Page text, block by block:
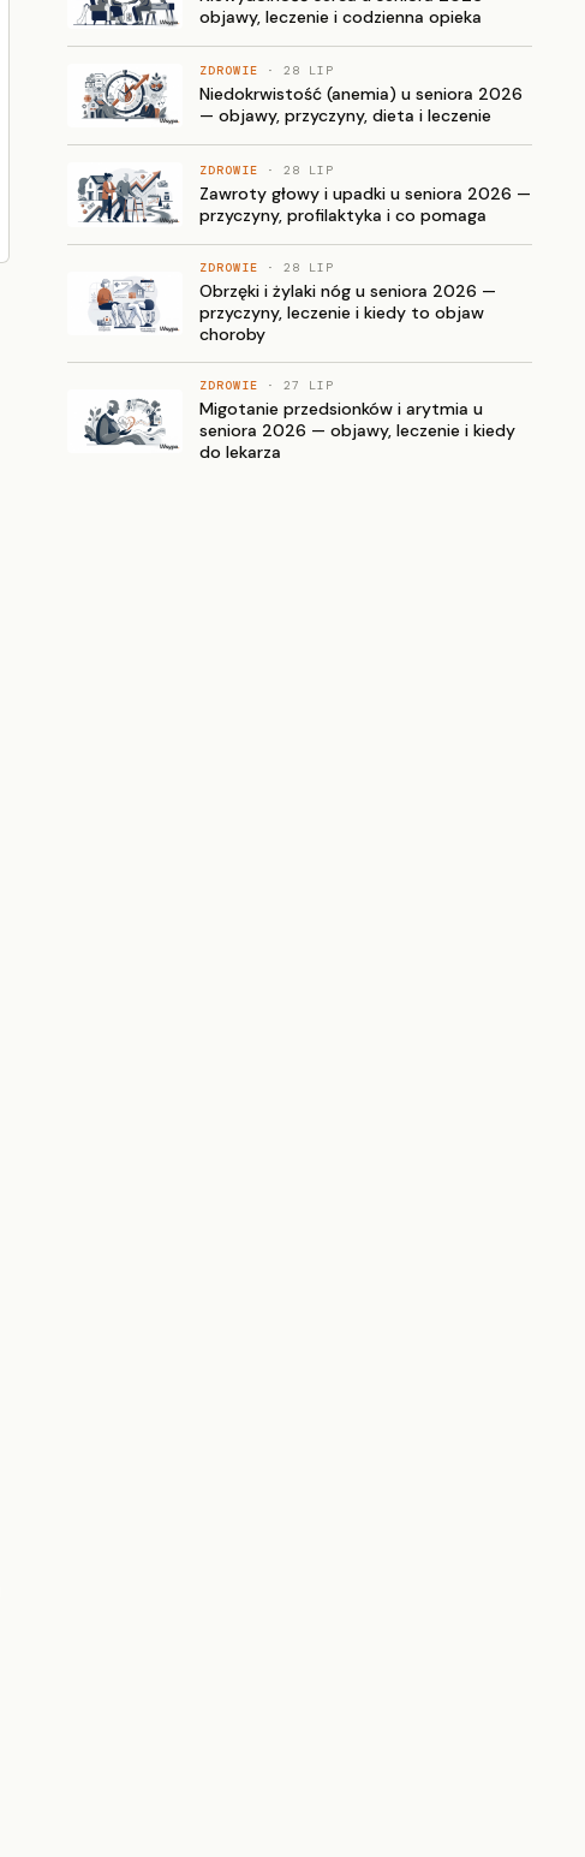
objawy, leczenie i codzienna opieka
ZDROWIE · 28 LIP
Niedokrwistość (anemia) u seniora 2026
— objawy, przyczyny, dieta i leczenie
ZDROWIE · 28 LIP
Zawroty głowy i upadki u seniora 2026 —
przyczyny, profilaktyka i co pomaga
ZDROWIE · 28 LIP
Obrzęki i żylaki nóg u seniora 2026 —
przyczyny, leczenie i kiedy to objaw
choroby
ZDROWIE · 27 LIP
Migotanie przedsionków i arytmia u
seniora 2026 — objawy, leczenie i kiedy
do lekarza